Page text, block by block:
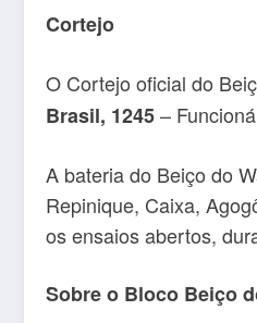
Cortejo
O Cortejo oficial do
Brasil, 1245–
A bateria do Beiço do
Repinique, Caixa,
os ensaios abertos,
Sobre o Bloco Beiço